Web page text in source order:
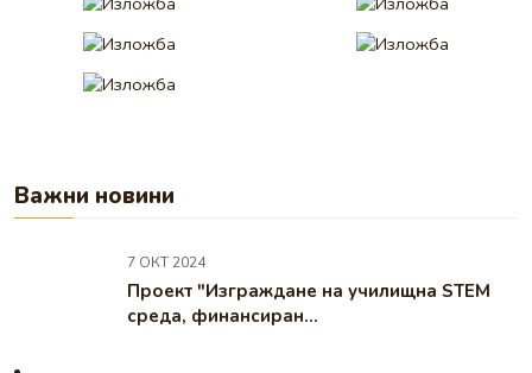
Важни новини
7 ОКТ 2024
Проект "Изграждане на училищна STEM
среда, финансиран...